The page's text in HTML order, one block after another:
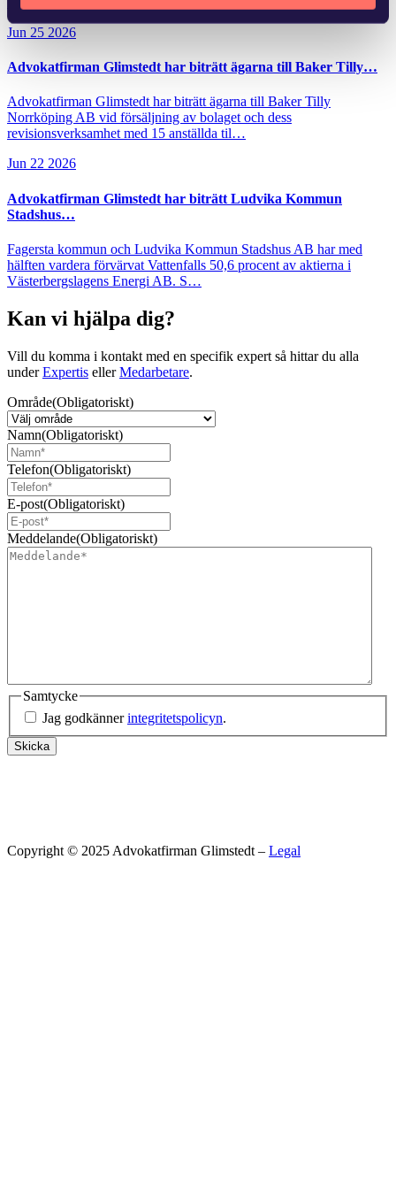
Jun 25 2026
Advokatfirman Glimstedt har biträtt ägarna till Baker Tilly…
Advokatfirman Glimstedt har biträtt ägarna till Baker Tilly
Norrköping AB vid försäljning av bolaget och dess
revisionsverksamhet med 15 anställda til…
Jun 22 2026
Advokatfirman Glimstedt har biträtt Ludvika Kommun
Stadshus…
Fagersta kommun och Ludvika Kommun Stadshus AB har med
hälften vardera förvärvat Vattenfalls 50,6 procent av aktierna i
Västerbergslagens Energi AB. S…
Kan vi hjälpa dig?
Vill du komma i kontakt med en specifik expert så hittar du alla
underExpertis ellerMedarbetare.
Område(Obligatoriskt)
Namn(Obligatoriskt)
Telefon(Obligatoriskt)
E-post(Obligatoriskt)
Meddelande(Obligatoriskt)
Samtycke
Jag godkännerintegritetspolicyn.
Skicka
Copyright © 2025 Advokatfirman Glimstedt – Legal